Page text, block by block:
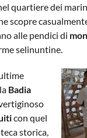
quartiere dei
scopre
alle pendici di
selinuntine.
Badia
con quel
storica,